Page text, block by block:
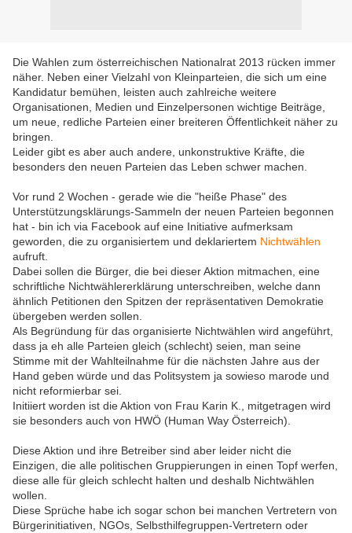
Die Wahlen zum österreichischen Nationalrat 2013 rücken immer
näher. Neben einer Vielzahl von Kleinparteien, die sich um eine
Kandidatur bemühen, leisten auch zahlreiche weitere
Organisationen, Medien und Einzelpersonen wichtige Beiträge,
um neue, redliche Parteien einer breiteren Öffentlichkeit näher zu
bringen.
Leider gibt es aber auch andere, unkonstruktive Kräfte, die
besonders den neuen Parteien das Leben schwer machen.
Vor rund 2 Wochen - gerade wie die "heiße Phase" des
Unterstützungsklärungs-Sammeln der neuen Parteien begonnen
hat - bin ich via Facebook auf eine Initiative aufmerksam
geworden, die zu organisiertem und deklariertem Nichtwählen
aufruft.
Dabei sollen die Bürger, die bei dieser Aktion mitmachen, eine
schriftliche Nichtwählererklärung unterschreiben, welche dann
ähnlich Petitionen den Spitzen der repräsentativen Demokratie
übergeben werden sollen.
Als Begründung für das organisierte Nichtwählen wird angeführt,
dass ja eh alle Parteien gleich (schlecht) seien, man seine
Stimme mit der Wahlteilnahme für die nächsten Jahre aus der
Hand geben würde und das Politsystem ja sowieso marode und
nicht reformierbar sei.
Initiiert worden ist die Aktion von Frau Karin K., mitgetragen wird
sie besonders auch von HWÖ (Human Way Österreich).
Diese Aktion und ihre Betreiber sind aber leider nicht die
Einzigen, die alle politischen Gruppierungen in einen Topf werfen,
diese alle für gleich schlecht halten und deshalb Nichtwählen
wollen.
Diese Sprüche habe ich sogar schon bei manchen Vertretern von
Bürgerinitiativen, NGOs, Selbsthilfegruppen-Vertretern oder